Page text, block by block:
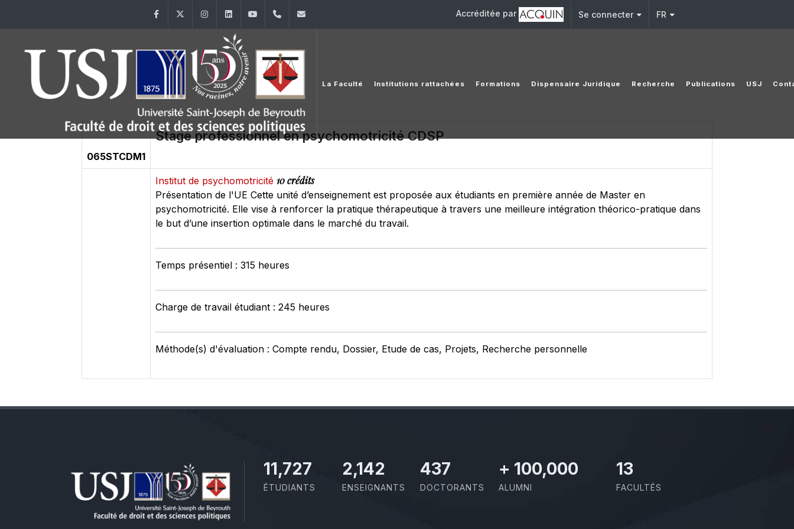
FacebookTwitter InstagramLinkedInYouTube+961 (1) 421 432 Accréditée par Se connecter FR
La Faculté Institutions rattachées Formations Dispensaire Juridique Recherche Publications USJ
065STCDM1
Stage professionnel en psychomotricité CDSP
Institut de psychomotricité 10 crédits
Présentation de l'UE Cette unité d’enseignement est proposée aux étudiants en première année de Master en
psychomotricité. Elle vise à renforcer la pratique thérapeutique à travers une meilleure intégration théorico-pratique dans
le but d’une insertion optimale dans le marché du travail.
Temps présentiel : 315 heures
Charge de travail étudiant : 245 heures
Méthode(s) d'évaluation : Compte rendu, Dossier, Etude de cas, Projets, Recherche personnelle
11,727
ÉTUDIANTS
2,142
ENSEIGNANTS
437
DOCTORANTS
+ 100,000
ALUMNI
13
FACULTÉS